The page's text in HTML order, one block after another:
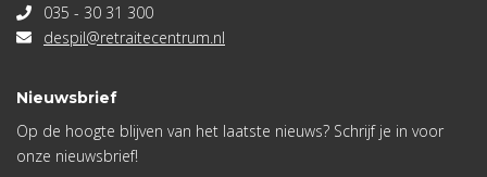
035 - 30 31 300
despil@retraitecentrum.nl
Nieuwsbrief
Op de hoogte blijven van het laatste nieuws? Schrijf je in voor
onze nieuwsbrief!